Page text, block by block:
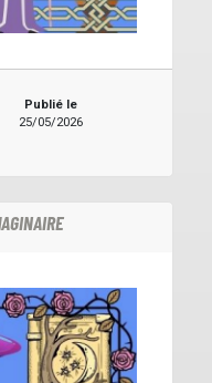
Publié le
25/05/2026